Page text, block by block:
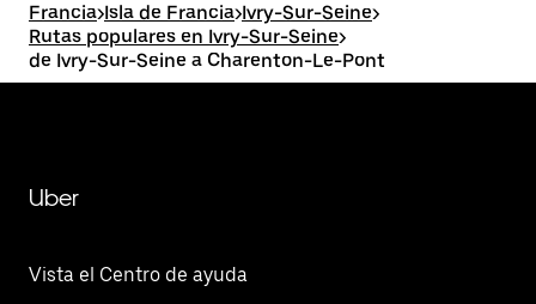
Francia>Isla de Francia>Ivry-Sur-Seine>
Rutas populares en Ivry-Sur-Seine>
de Ivry-Sur-Seine a Charenton-Le-Pont
Uber
Vista el Centro de ayuda